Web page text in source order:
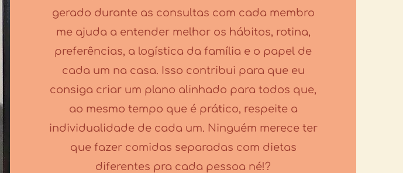
gerado durante as consultas com cada membro
me ajuda a entender melhor os hábitos, rotina,
preferências, a logística da família e o papel de
cada um na casa. Isso contribui para que eu
consiga criar um plano alinhado para todos que,
ao mesmo tempo que é prático, respeite a
individualidade de cada um. Ninguém merece ter
que fazer comidas separadas com dietas
diferentes pra cada pessoa né!?